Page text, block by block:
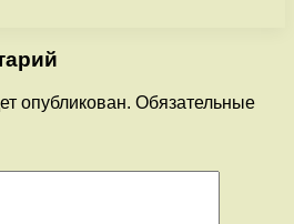
опубликован. Обязательные